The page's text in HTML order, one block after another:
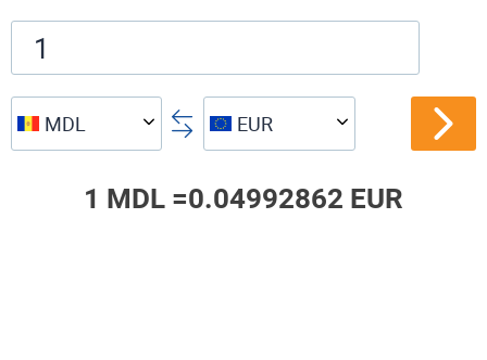
MDL EUR
1 MDL =0.04992862 EUR